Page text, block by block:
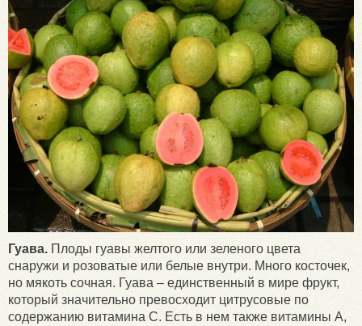
Гуава. Плоды гуавы желтого или зеленого цвета
снаружи и розоватые или белые внутри. Много косточек,
но мякоть сочная. Гуава – единственный в мире фрукт,
который значительно превосходит цитрусовые по
содержанию витамина С. Есть в нем также витамины А,